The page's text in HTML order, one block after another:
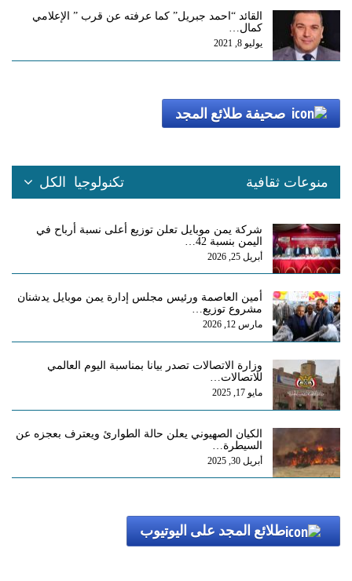
القائد “احمد جبريل” كما عرفته عن قرب ” الإعلامي
كمال…
يوليو 8, 2021
صحيفة طلائع المجد
الكل منوعات ثقافية تكنولوجيا
شركة يمن موبايل تعلن توزيع أعلى نسبة أرباح في
اليمن بنسبة 42…
أبريل 25, 2026
أمين العاصمة ورئيس مجلس إدارة يمن موبايل يدشنان
مشروع توزيع…
مارس 12, 2026
وزارة الاتصالات تصدر بيانا بمناسبة اليوم العالمي
للاتصالات…
مايو 17, 2025
الكيان الصهيوني يعلن حالة الطوارئ ويعترف بعجزه عن
السيطرة…
أبريل 30, 2025
طلائع المجد على اليوتيوب